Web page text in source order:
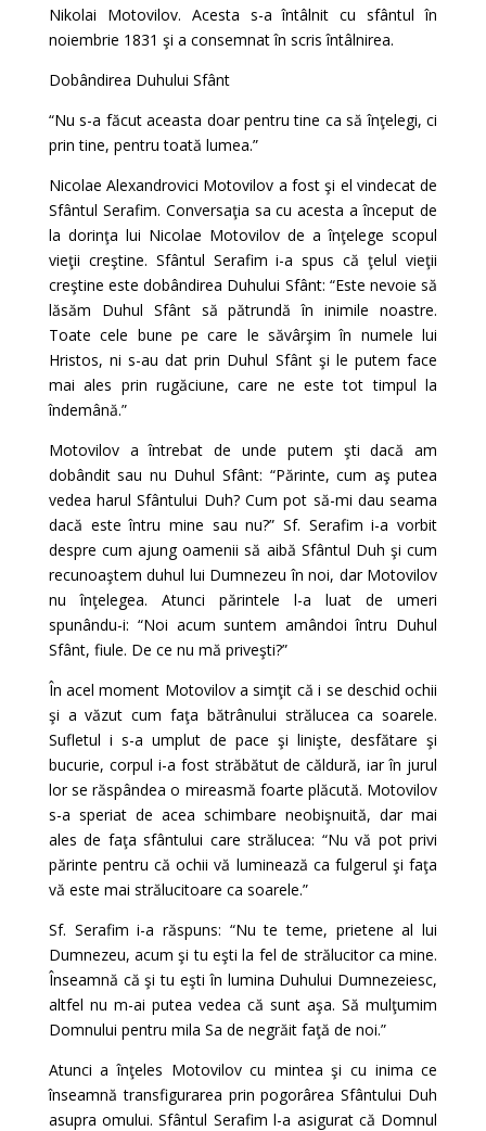
Nikolai Motovilov. Acesta s-a întâlnit cu sfântul în
noiembrie 1831 şi a consemnat în scris întâlnirea.
Dobândirea Duhului Sfânt
“Nu s-a făcut aceasta doar pentru tine ca să înţelegi, ci
prin tine, pentru toată lumea.”
Nicolae Alexandrovici Motovilov a fost şi el vindecat de
Sfântul Serafim. Conversaţia sa cu acesta a început de
la dorinţa lui Nicolae Motovilov de a înţelege scopul
vieţii creştine. Sfântul Serafim i-a spus că ţelul vieţii
creştine este dobândirea Duhului Sfânt: “Este nevoie să
lăsăm Duhul Sfânt să pătrundă în inimile noastre.
Toate cele bune pe care le săvârşim în numele lui
Hristos, ni s-au dat prin Duhul Sfânt şi le putem face
mai ales prin rugăciune, care ne este tot timpul la
îndemână.”
Motovilov a întrebat de unde putem şti dacă am
dobândit sau nu Duhul Sfânt: “Părinte, cum aş putea
vedea harul Sfântului Duh? Cum pot să-mi dau seama
dacă este întru mine sau nu?” Sf. Serafim i-a vorbit
despre cum ajung oamenii să aibă Sfântul Duh şi cum
recunoaştem duhul lui Dumnezeu în noi, dar Motovilov
nu înţelegea. Atunci părintele l-a luat de umeri
spunându-i: “Noi acum suntem amândoi întru Duhul
Sfânt, fiule. De ce nu mă priveşti?”
În acel moment Motovilov a simţit că i se deschid ochii
şi a văzut cum faţa bătrânului strălucea ca soarele.
Sufletul i s-a umplut de pace şi linişte, desfătare şi
bucurie, corpul i-a fost străbătut de căldură, iar în jurul
lor se răspândea o mireasmă foarte plăcută. Motovilov
s-a speriat de acea schimbare neobişnuită, dar mai
ales de faţa sfântului care strălucea: “Nu vă pot privi
părinte pentru că ochii vă luminează ca fulgerul şi faţa
vă este mai strălucitoare ca soarele.”
Sf. Serafim i-a răspuns: “Nu te teme, prietene al lui
Dumnezeu, acum şi tu eşti la fel de strălucitor ca mine.
Înseamnă că şi tu eşti în lumina Duhului Dumnezeiesc,
altfel nu m-ai putea vedea că sunt aşa. Să mulţumim
Domnului pentru mila Sa de negrăit faţă de noi.”
Atunci a înţeles Motovilov cu mintea şi cu inima ce
înseamnă transfigurarea prin pogorârea Sfântului Duh
asupra omului. Sfântul Serafim l-a asigurat că Domnul